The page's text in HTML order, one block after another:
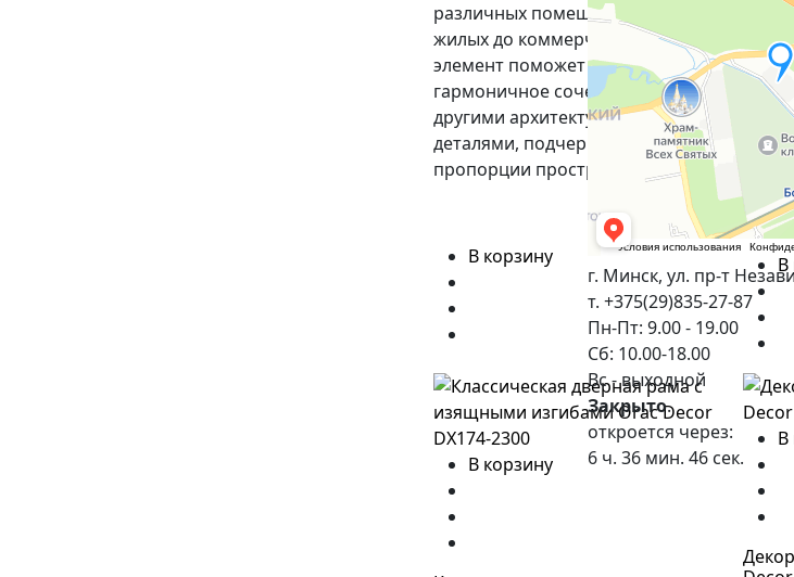
г. Минск, ул. пр-т
т. +375(29)835-27-87
Пн-Пт: 9.00 - 19.00
Сб: 10.00-18.00
Вс - выходной
Закрыто.
откроется через:
6 ч. 36 мин. 45 сек.
различных помещений, от
жилых до коммерческих. Этот
элемент поможет создать
гармоничное сочетание с
другими архитектурными
деталями, подчеркивая стиль и
пропорции пространства.
В корзину
В
В корзину
В